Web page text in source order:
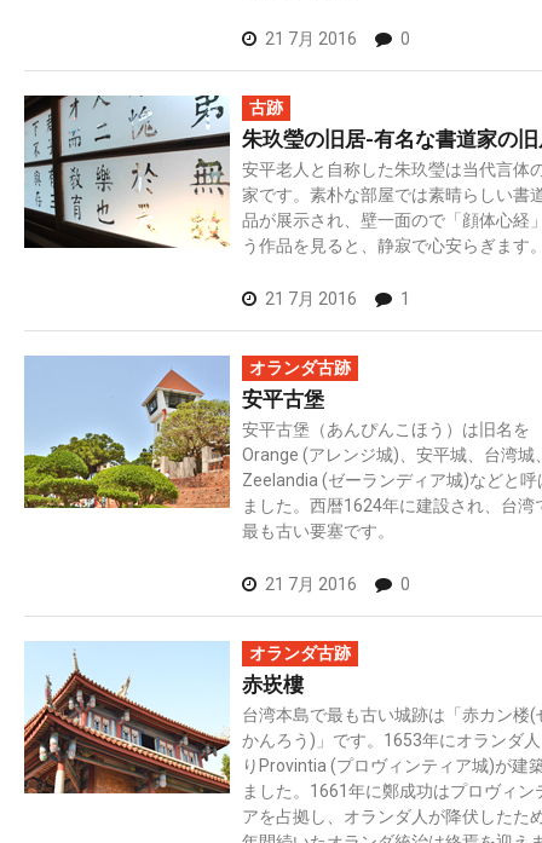
21 7月 2016 0
古跡
朱玖瑩の旧居-有名な書道家の
安平老人と自称した朱玖瑩は当代言体
家です。素朴な部屋では素晴らしい書
品が展示され、壁一面ので「顔体心経
う作品を見ると、静寂で心安らぎます
21 7月 2016 1
オランダ古跡
安平古堡
安平古堡（あんぴんこほう）は旧名を
Orange (アレンジ城)、安平城、台湾城
Zeelandia (ゼーランディア城)などと呼
ました。西暦1624年に建設され、台湾
最も古い要塞です。
21 7月 2016 0
オランダ古跡
赤崁樓
台湾本島で最も古い城跡は「赤カン楼(
かんろう)」です。1653年にオランダ
りProvintia (プロヴィンティア城)が建
ました。1661年に鄭成功はプロヴィン
アを占拠し、オランダ人が降伏したた